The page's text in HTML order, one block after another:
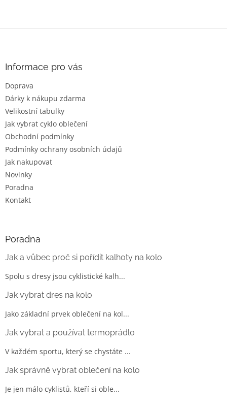
Informace pro vás
Doprava
Dárky k nákupu zdarma
Velikostní tabulky
Jak vybrat cyklo oblečení
Obchodní podmínky
Podmínky ochrany osobních údajů
Jak nakupovat
Novinky
Poradna
Kontakt
Poradna
Jak a vůbec proč si pořídit kalhoty na kolo
Spolu s dresy jsou cyklistické kalh...
Jak vybrat dres na kolo
Jako základní prvek oblečení na kol...
Jak vybrat a používat termoprádlo
V každém sportu, který se chystáte ...
Jak správně vybrat oblečení na kolo
Je jen málo cyklistů, kteří si oble...